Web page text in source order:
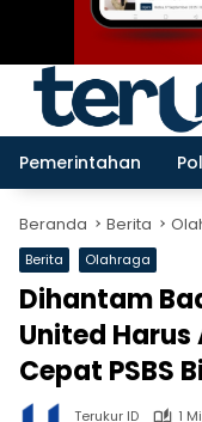
Pemerintahan
Beranda Berita
Berita Olahraga
Dihantam
United
Cepat PSBS
Terukur ID
1